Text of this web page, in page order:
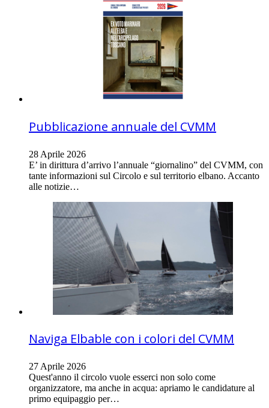
Pubblicazione annuale del CVMM
28 Aprile 2026
E’ in dirittura d’arrivo l’annuale “giornalino” del CVMM, con
tante informazioni sul Circolo e sul territorio elbano. Accanto
alle notizie…
Naviga Elbable con i colori del CVMM
27 Aprile 2026
Quest'anno il circolo vuole esserci non solo come
organizzatore, ma anche in acqua: apriamo le candidature al
primo equipaggio per…